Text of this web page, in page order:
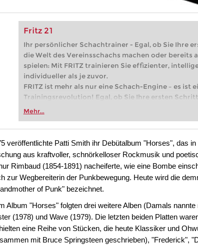
Fritz 21
Ihr persönlicher Schachtrainer - Egal, ob Sie Ihre
die Welt des Vereinsschachs machen oder bereits
spielen: Mit FRITZ trainieren Sie effizienter,
individueller als je zuvor.
FRITZ ist mehr als nur eine Schach-Engine – es ist
Trainingsrevolution! Egal, ob Sie Ihre ersten
Vereinsschachs machen oder bereits auf
zuvor.
Mehr...
veröffentlichte Patti Smith ihr Debütalbum "Horses", das
aus kraftvoller, schnörkelloser Rockmusik und
Rimbaud (1854-1891) nacheiferte, wie eine Bombe
zur Wegbereiterin der Punkbewegung. Heute wird die
of Punk" bezeichnet.
Album "Horses" folgten drei weitere Alben (Damals
(1978) und Wave (1979). Die letzten beiden Platten
eine Reihe von Stücken, die heute Klassiker und
mit Bruce Springsteen geschrieben), "Frederick",